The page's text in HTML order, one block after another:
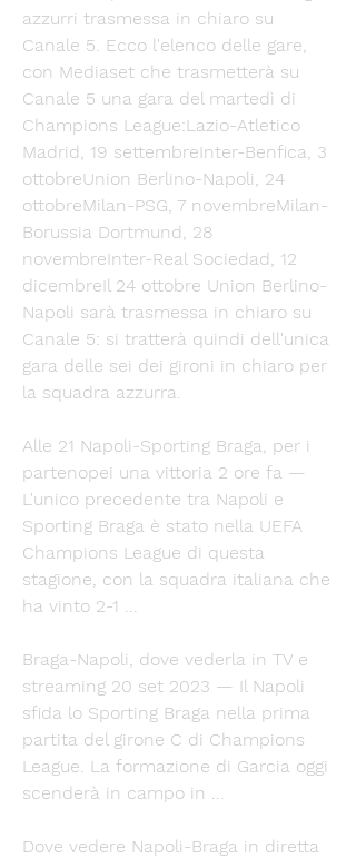
azzurri trasmessa in chiaro su
Canale 5. Ecco l'elenco delle gare,
con Mediaset che trasmetterà su
Canale 5 una gara del martedì di
Champions League:Lazio-Atletico
Madrid, 19 settembreInter-Benfica, 3
ottobreUnion Berlino-Napoli, 24
ottobreMilan-PSG, 7 novembreMilan-
Borussia Dortmund, 28
novembreInter-Real Sociedad, 12
dicembreIl 24 ottobre Union Berlino-
Napoli sarà trasmessa in chiaro su
Canale 5: si tratterà quindi dell'unica
gara delle sei dei gironi in chiaro per
la squadra azzurra.
Alle 21 Napoli-Sporting Braga, per i
partenopei una vittoria 2 ore fa —
L'unico precedente tra Napoli e
Sporting Braga è stato nella UEFA
Champions League di questa
stagione, con la squadra italiana che
ha vinto 2-1 ...
Braga-Napoli, dove vederla in TV e
streaming 20 set 2023 — Il Napoli
sfida lo Sporting Braga nella prima
partita del girone C di Champions
League. La formazione di Garcia oggi
scenderà in campo in ...
Dove vedere Napoli-Braga in diretta